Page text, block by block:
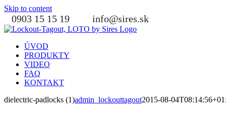
Skip to content
0903 15 15 19 info@sires.sk
ÚVOD
PRODUKTY
VIDEO
FAQ
KONTAKT
dielectric-padlocks (1)admin_lockouttagout2015-08-